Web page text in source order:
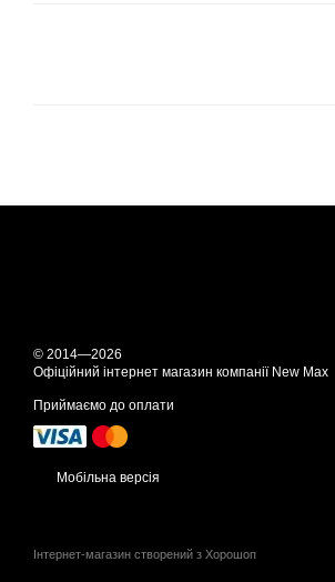
© 2014—2026
Офіційний інтернет магазин компанії New Max
Приймаємо до оплати
Мобільна версія
Інтернет-магазин створений з Хорошоп